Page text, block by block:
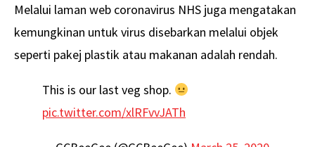
Melalui laman web coronavirus NHS juga mengatakan
kemungkinan untuk virus disebarkan melalui objek
seperti pakej plastik atau makanan adalah rendah.
This is our last veg shop.
pic.twitter.com/xlRFvvJATh